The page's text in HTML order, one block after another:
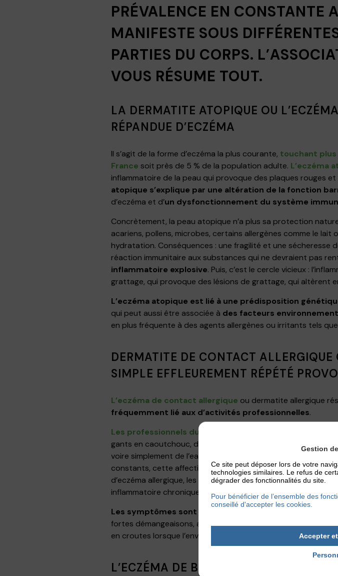
PRÉVALENCE EN CONSTANTE
MANIFESTE SOUS
PARTIES DU CORPS.
VOUS RÉSUME TOUT.
LA DERMATITE ATOPIQUE OU
RÉPANDUE D’ECZÉMA
Il s’agit de la forme d’eczéma la plus courante, touchant plus
France soit près de 5 % de la population adulte. L’eczéma
inflammatoire de la peau qui provoque des plaques rouges
atopique s’explique par une altération de la fonction
d’eczéma et d’un dysfonctionnement du système
Concrètement, la peau atopique n’a plus sa protection
acariens, pollens, microbes, certains allergènes comme le lait
hydratation. Conséquences : une fragilité et une sécheresse
réaction immunitaire aux substances qui ne devraient pas
inflammatoire explosive. Puis, c’est le cercle vicieux :
grattage, qui provoque des lésions de grattage, qui altèrent
L’eczéma atopique est lié à une prédisposition
qui peut aussi être associée à des facteurs
en plus fréquente à des agents allergènes ou irritants tels
DERMATITE DE CONTACT
SIMPLE EFFLEUREMENT RÉPÉTÉ
L’eczéma de contact allergique ou dermatite allergique
fréquemment lié aux d’activités professionnelles.
Les professionnels du bâtiment
gants en caoutchouc, des métaux (notamment le nickel)
voire simplement de l’eau et des savons antibactériens (
constants, cette affection cutanée se dénomme alors
d’eczéma allergique, les dermatologues réalisent destests
inflammatoire chronique puis à une désensibilisation de
Les symptômes sont d’ailleurs les mêmes que l’eczéma
fortes démangeaisons, apparition de lésions cutanées sous
en croutes lorsque l’envie de se gratter devient inexorable.
L’ECZÉMA DE BÉBÉ : QUAND VOTRE
Gestion
Ce site peut déposer lors de votre
technologies similaires. Le refus de
dégrader des fonctionnalités du site.
Pour bénéficier de l’ensemble des
conseillé d'accepter les cookies.
Accepter